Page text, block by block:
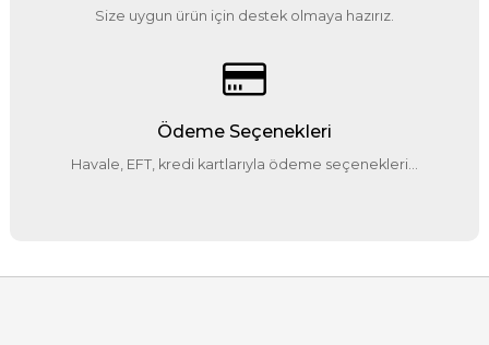
Size uygun ürün için destek olmaya hazırız.
Ödeme Seçenekleri
Havale, EFT, kredi kartlarıyla ödeme seçenekleri...